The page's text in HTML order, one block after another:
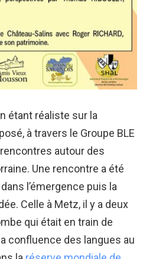
étant réaliste sur la
à travers le Groupe BLE
autour des
Une rencontre a été
l’émergence puis la
Celle à Metz, il y a deux
qui était en train de
confluence des langues au